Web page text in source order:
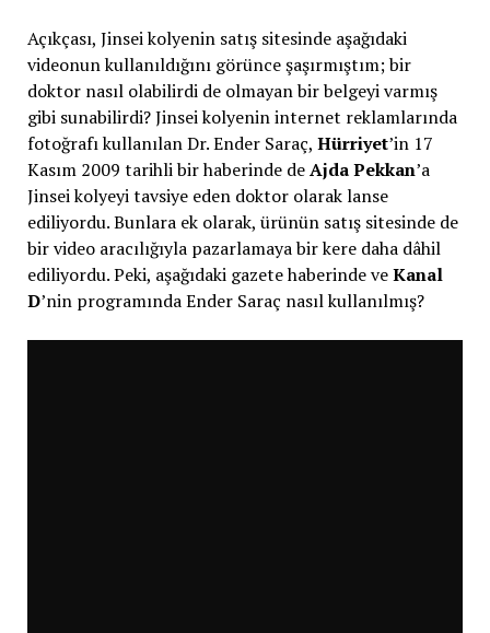
Açıkçası, Jinsei kolyenin satış sitesinde aşağıdaki
videonun kullanıldığını görünce şaşırmıştım; bir
doktor nasıl olabilirdi de olmayan bir belgeyi varmış
gibi sunabilirdi? Jinsei kolyenin internet reklamlarında
fotoğrafı kullanılan Dr. Ender Saraç, Hürriyet’in 17
Kasım 2009 tarihli bir haberinde deAjda Pekkan’a
Jinsei kolyeyi tavsiye eden doktor olarak lanse
ediliyordu. Bunlara ek olarak, ürünün satış sitesinde de
bir video aracılığıyla pazarlamaya bir kere daha dâhil
ediliyordu. Peki, aşağıdaki gazete haberinde veKanal
D’nin programında Ender Saraç nasıl kullanılmış?